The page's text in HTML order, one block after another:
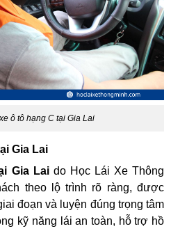
ô tô hạng C tại Gia Lai
Gia Lai
Gia Laido Học Lái Xe Thông
theo lộ trình rõ ràng, được
đoạn và luyện đúng trọng tâm
kỹ năng lái an toàn, hỗ trợ hồ